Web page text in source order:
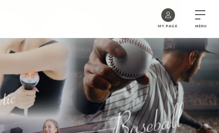
MY PAGE MENU